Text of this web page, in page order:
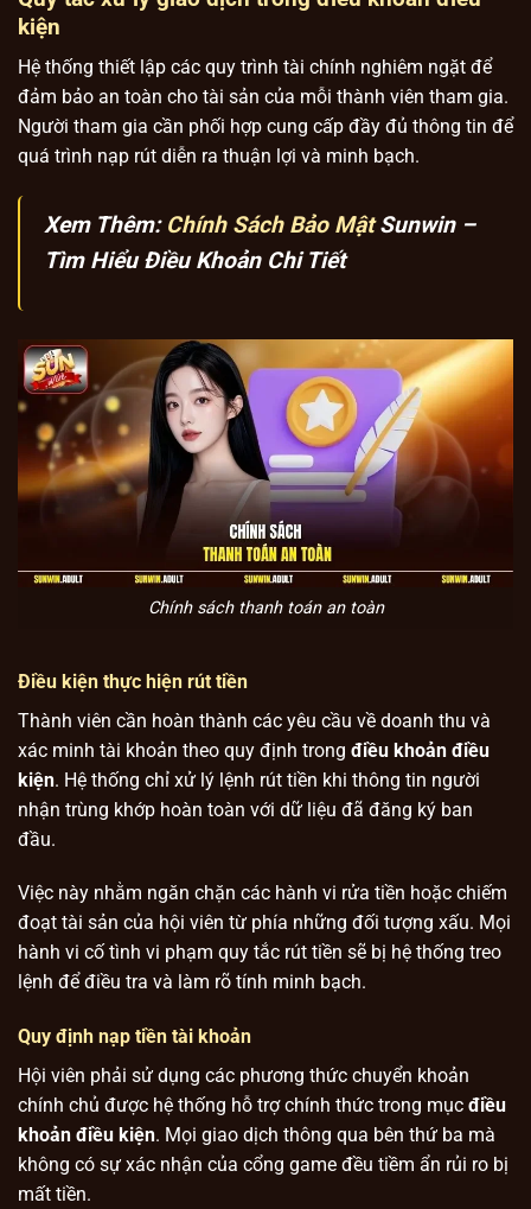
kiện
Hệ thống thiết lập các quy trình tài chính nghiêm ngặt để
đảm bảo an toàn cho tài sản của mỗi thành viên tham gia.
Người tham gia cần phối hợp cung cấp đầy đủ thông tin để
quá trình nạp rút diễn ra thuận lợi và minh bạch.
Xem Thêm: Chính Sách Bảo MậtSunwin –
Tìm Hiểu Điều Khoản Chi Tiết
Chính sách thanh toán an toàn
Điều kiện thực hiện rút tiền
Thành viên cần hoàn thành các yêu cầu về doanh thu và
xác minh tài khoản theo quy định trong điều khoản điều
kiện. Hệ thống chỉ xử lý lệnh rút tiền khi thông tin người
nhận trùng khớp hoàn toàn với dữ liệu đã đăng ký ban
đầu.
Việc này nhằm ngăn chặn các hành vi rửa tiền hoặc chiếm
đoạt tài sản của hội viên từ phía những đối tượng xấu. Mọi
hành vi cố tình vi phạm quy tắc rút tiền sẽ bị hệ thống treo
lệnh để điều tra và làm rõ tính minh bạch.
Quy định nạp tiền tài khoản
Hội viên phải sử dụng các phương thức chuyển khoản
chính chủ được hệ thống hỗ trợ chính thức trong mục điều
khoản điều kiện. Mọi giao dịch thông qua bên thứ ba mà
không có sự xác nhận của cổng game đều tiềm ẩn rủi ro bị
mất tiền.